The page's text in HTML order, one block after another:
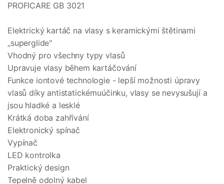
PROFICARE GB 3021
Elektrický kartáč na vlasy s keramickými štětinami
„superglide"
Vhodný pro všechny typy vlasů
Upravuje vlasy během kartáčování
Funkce iontové technologie - lepší možnosti úpravy
vlasů díky antistatickémuúčinku, vlasy se nevysušují a
jsou hladké a lesklé
Krátká doba zahřívání
Elektronický spínač
Vypínač
LED kontrolka
Praktický design
Tepelně odolný kabel